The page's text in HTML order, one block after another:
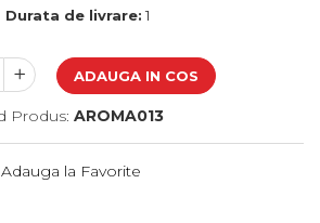
Durata de livrare: 1
ADAUGA IN COS
Produs: AROMA013
la Favorite